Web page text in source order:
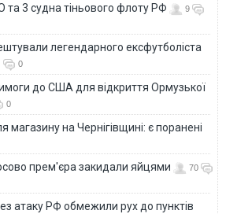
та 3 судна тіньового флоту РФ
9
легендарного ексфутболіста
0
до США для відкриття Ормузької
0
магазину на Чернігівщині: є поранені
прем'єра закидали яйцями
70
атаку РФ обмежили рух до пунктів